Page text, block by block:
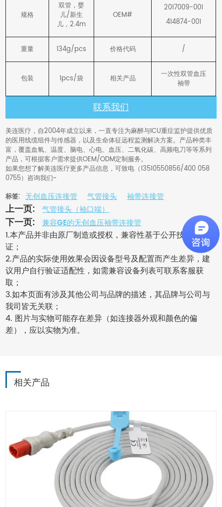
规格
双管，婴
儿/新生
儿，2.4m
OEM#
2017009-001
414874-001
重量 134g/pcs 价格代码 /
包装 1pcs/袋 相关产品
一次性双管血压
袖带
联系我们
美连医疗，自2004年成立以来，一直专注为麻醉与ICU重症监护提供优质
的医用线缆组件与传感器，以及生命体征远程监测解决方案。产品种类丰
富，覆盖血氧、温度、脑电、心电、血压、二氧化碳、高频电刀等等系列
产品，可根据客户需求提供OEM/ODM定制服务。
如果您想了解美连医疗更多产品信息，可致电（13510550856/400 058
0755）咨询我们~
标签: 无创血压连接管 气管接头 袖带连接管
上一页: 气管接头（袖口端）
下一页: 兼容GE的无创血压袖带连接管
1.本产品并非由原厂制造或授权，兼容性基于公开技术标准验
证；
2.产品的实际使用效果会因设备型号及配置而产生差异，建
议用户自行验证适配性，如需兼容设备列表可联系客服获
取；
3.如本页面有涉及其他公司与品牌的描述，其品牌与公司与
我司皆无关联；
4. 图片与实物可能存在差异（如连接器外观和颜色的偏
差），应以实物为准。
相关产品